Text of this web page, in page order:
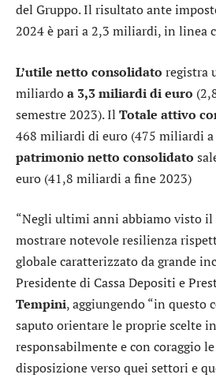
del Gruppo. Il risultato ante
2024 è pari a 2,3 miliardi, in linea
L’utile netto consolidato registra
miliardoa 3,3 miliardi di euro
semestre 2023). Il Totale attivo
468 miliardi di euro (475 miliardi
patrimonio netto consolidato
euro (41,8 miliardi a fine 2023)
“Negli ultimi anni abbiamo visto il
mostrare notevole resilienza
globale caratterizzato da grande
Presidente di Cassa Depositi e
Tempini, aggiungendo “in questo
saputo orientare le proprie scelte
responsabilmente e con coraggio
disposizione verso quei settori e